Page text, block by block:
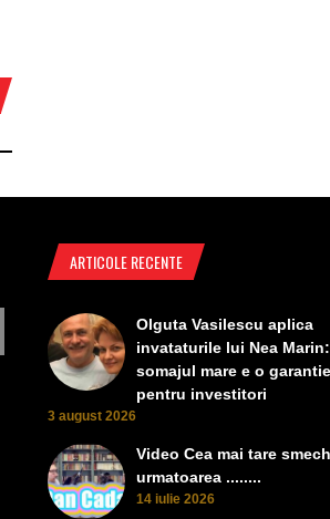
ARTICOLE RECENTE
Olguta Vasilescu aplica
invataturile lui Nea Marin:
somajul mare e o garantie
pentru investitori
3 august 2026
Video Cea mai tare
urmatoarea ........
14 iulie 2026